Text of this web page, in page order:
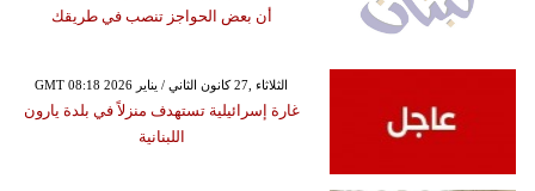
أن بعض الحواجز تنصب في طريقك
GMT 08:18 2026 الثلاثاء ,27 كانون الثاني / يناير
غارة إسرائيلية تستهدف منزلاً في بلدة يارون
اللبنانية